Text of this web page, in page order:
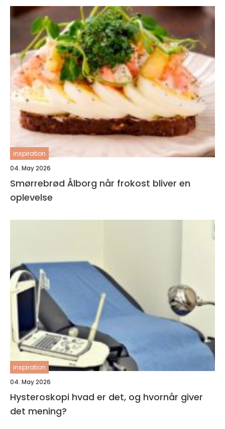
inspiration
04. May 2026
Smørrebrød Ålborg når frokost bliver en
oplevelse
inspiration
04. May 2026
Hysteroskopi hvad er det, og hvornår giver
det mening?